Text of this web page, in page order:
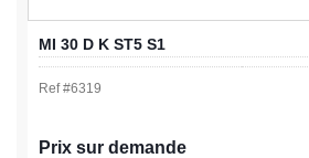
MI 30 D K ST5 S1
Ref #6319
Prix sur demande